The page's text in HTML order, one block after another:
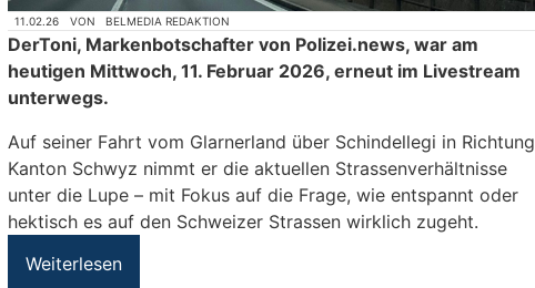
11.02.26 VON BELMEDIA REDAKTION
DerToni, Markenbotschafter von Polizei.news, war am
heutigen Mittwoch, 11. Februar 2026, erneut im Livestream
unterwegs.
Auf seiner Fahrt vom Glarnerland über Schindellegi in Richtung
Kanton Schwyz nimmt er die aktuellen Strassenverhältnisse
unter die Lupe – mit Fokus auf die Frage, wie entspannt oder
hektisch es auf den Schweizer Strassen wirklich zugeht.
Weiterlesen